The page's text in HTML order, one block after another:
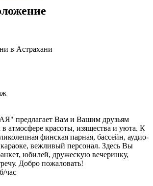
в Астрахани
предлагает Вам и Вашим друзьям
атмосфере красоты, изящества и уюта. К
финская парная, бассейн, аудио-
вежливый персонал. Здесь Вы
юбилей, дружескую вечеринку,
Добро пожаловать!
час